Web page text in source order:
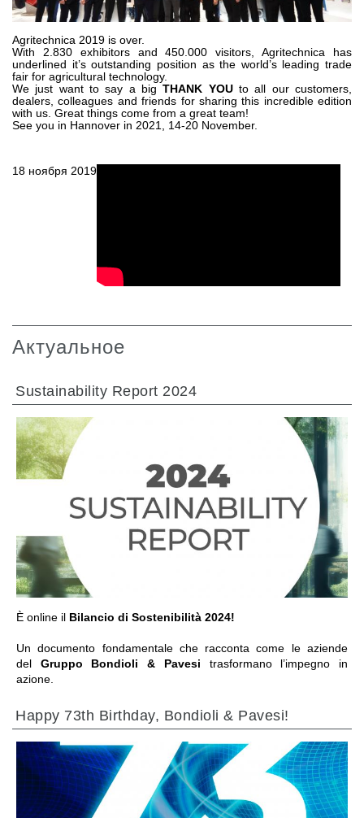
Аксиально поршневые насосы и моторы
Motori elettrici brushless - Serie MS
Радіально-поршневі двигуни
Двигатели с Планетарным редуктором для Bondioli &
Pavesi
Соединительные системы
Интегрированные гидравлические блоки
Электронные компоненты системы управления
Теплообменники
Agritechnica 2019 is over.
With 2.830 exhibitors and 450.000 visitors, Agritechnica has
underlined it’s outstanding position as the world’s leading trade
fair for agricultural technology.
We just want to say a bigTHANK YOUto all our customers,
dealers, colleagues and friends for sharing this incredible edition
with us. Great things come from a great team!
See you in Hannover in 2021, 14-20 November.
18 ноября 2019
Актуальное
Sustainability Report 2024
È online il Bilancio di Sostenibilità 2024!
Un documento fondamentale che racconta come le aziende
del Gruppo Bondioli & Pavesi trasformano l’impegno in
azione.
ПЕРЕЙТИ В РАЗДЕЛ
Happy 73th Birthday, Bondioli & Pavesi!